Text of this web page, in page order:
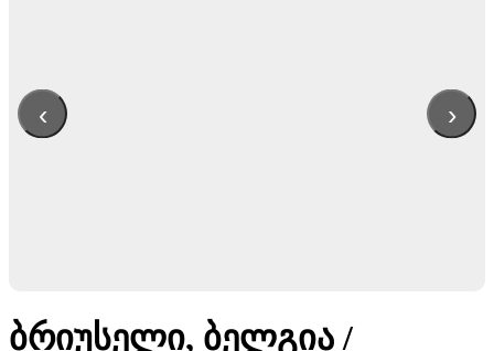
‹ ›
ᲑᲠᲘᲣᲡᲔᲚᲘ, ᲑᲔᲚᲒᲘᲐ /